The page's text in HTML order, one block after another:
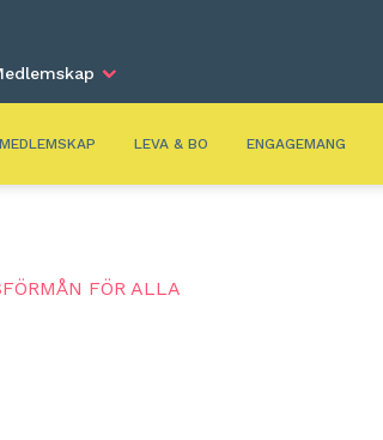
MEDLEMSKAP LEVA & BO ENGAGEMANG
FÖR ALLA